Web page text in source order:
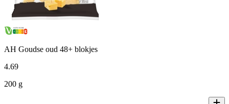
AH Goudse oud 48+ blokjes
4.69
200 g